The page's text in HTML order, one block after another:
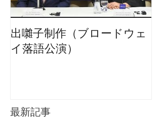
出囃子制作（ブロードウェ
イ落語公演）
最新記事